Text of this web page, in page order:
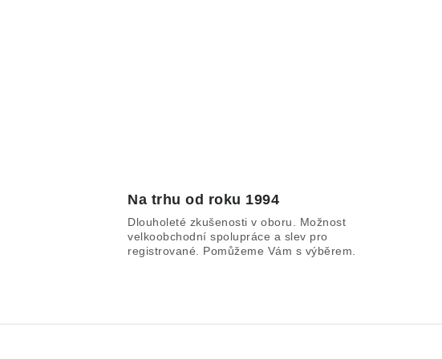
Na trhu od roku 1994
Dlouholeté zkušenosti v oboru. Možnost
velkoobchodní spolupráce a slev pro
registrované. Pomůžeme Vám s výběrem.